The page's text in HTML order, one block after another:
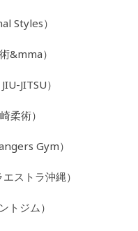
）
）
JITSU）
術）
Gym）
トラ沖縄）
ジム）